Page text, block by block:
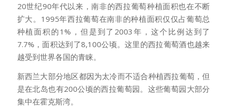
20世纪90年代以来，南非的西拉葡萄种植面积也在不断
扩大。1995年西拉葡萄在南非的种植面积仅仅占葡萄总
种植面积的1%，但是到了2003年，这个比例达到了
7.7%，面积达到了8,100公顷。这里的西拉葡萄酒也越来
越受到世界各国的青睐。
新西兰大部分地区都因为太冷而不适合种植西拉葡萄，但
是在北岛也有200公顷的西拉葡萄园。这些葡萄园大部分
集中在霍克斯湾。